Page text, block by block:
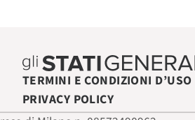
TERMINI E CONDIZIONI D’USO
PRIVACY POLICY